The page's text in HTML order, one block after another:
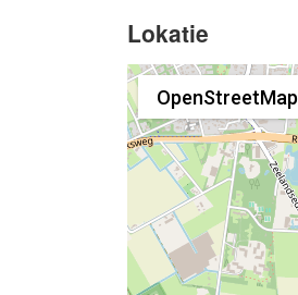
Lokatie
OpenStreetMap